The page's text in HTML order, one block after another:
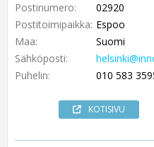
Postinumero:
02920
Postitoimipaikka: Espoo
Maa:
Suomi
Sähköposti:
Puhelin:
010 583
KOTISIVU